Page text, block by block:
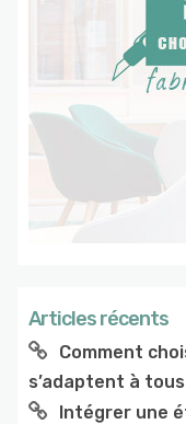
Articles récents
Comment
s’adaptent à
Intégrer une